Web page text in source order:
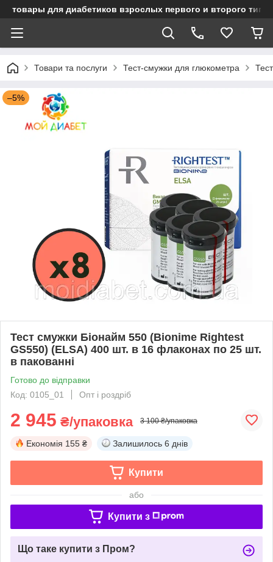
товары для диабетиков взрослых первого и второго типа
Товари та послуги Тест-смужки для глюкометра
–5%
Тест смужки Біонайм 550 (Bionime Rightest
GS550) (ELSA) 400 шт. в 16 флаконах по 25 шт.
в пакованні
Готово до відправки
Код: 0105_01
Опт і роздріб
2 945 ₴/упаковка 3 100 ₴/упаковка
Економія 155 ₴ Залишилось 6 днів
Купити
або
Купити з
Що таке купити з Пром?